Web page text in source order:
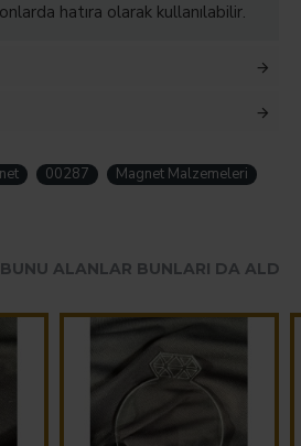
hatıra olarak kullanılabilir.
00287 Magnet Malzemeleri
BUNU ALANLAR BUNLARI DA